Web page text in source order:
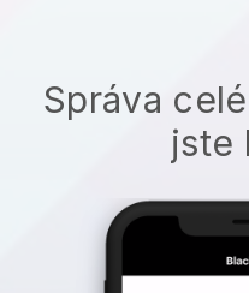
Správa
jste